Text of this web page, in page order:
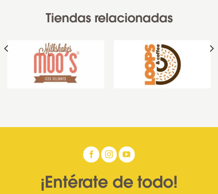
Tiendas relacionadas
¡Entérate de todo!